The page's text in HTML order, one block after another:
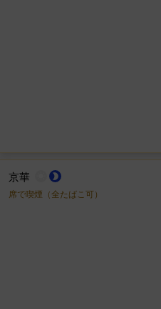
京華 brightness_2
席で喫煙（全たばこ可）